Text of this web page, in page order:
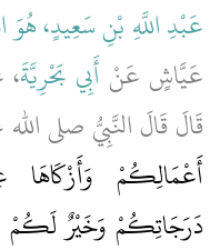
عَبْدِ اللَّهِ بْنِ سَعِيدٍ، هُوَ
عَيَّاشٍ عَنْ أَبِي بَحْرِيَّةَ
قَالَ قَالَ النَّبِيُّ صلى
أَعْمَالِكُمْ
دَرَجَاتِكُمْ وَخَيْرٌ لَكُمْ